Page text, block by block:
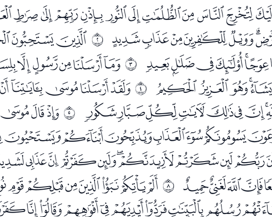
ﰁ
ﰂ
ﰃ
ﰄ
ﰇ